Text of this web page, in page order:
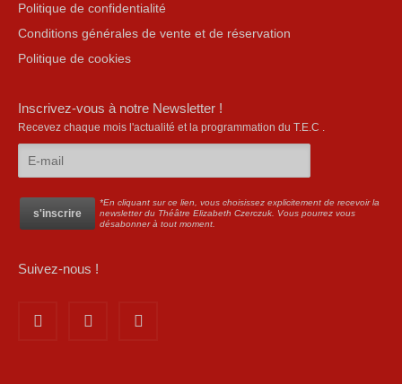
Politique de confidentialité
Conditions générales de vente et de réservation
Politique de cookies
Inscrivez-vous à notre Newsletter !
Recevez chaque mois l'actualité et la programmation du T.E.C .
*En cliquant sur ce lien, vous choisissez explicitement de recevoir la
newsletter du Théâtre Elizabeth Czerczuk. Vous pourrez vous
désabonner à tout moment.
Suivez-nous !